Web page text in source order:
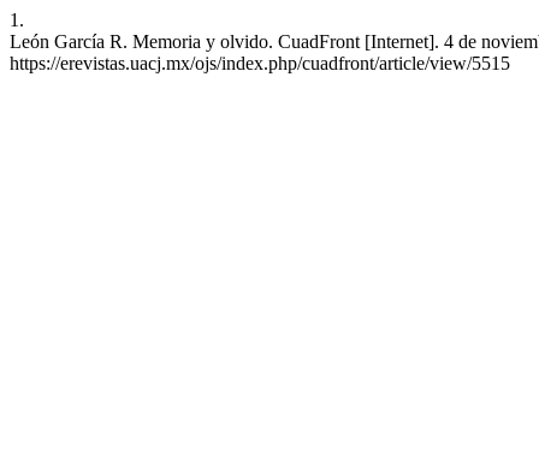
1.
León García R. Memoria y olvido. CuadFront [Internet]. 4 de
https://erevistas.uacj.mx/ojs/index.php/cuadfront/article/view/5515